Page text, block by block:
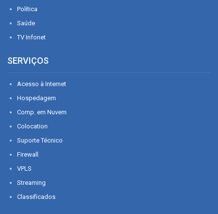
Política
Saúde
TV Infonet
SERVIÇOS
Acesso à Internet
Hospedagem
Comp. em Nuvem
Colocation
Suporte Técnico
Firewall
VPLS
Streaming
Classificados